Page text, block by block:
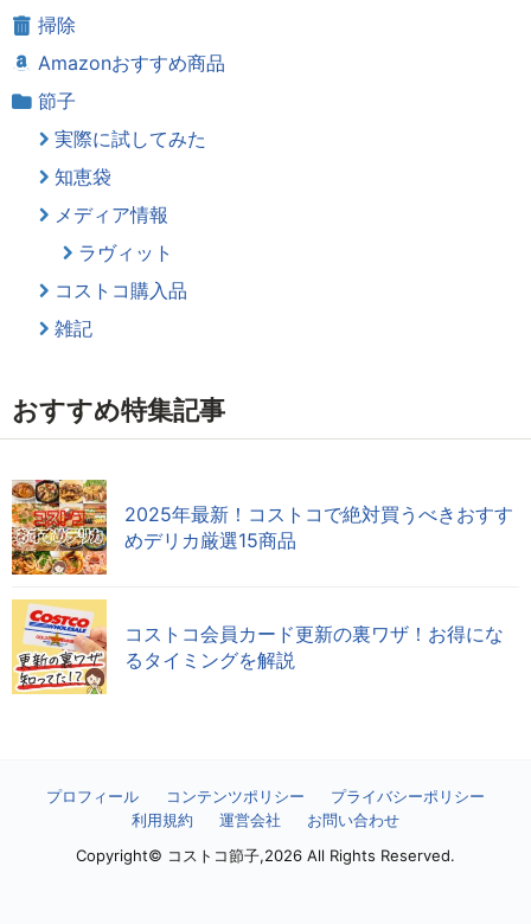
掃除
Amazonおすすめ商品
節子
実際に試してみた
知恵袋
メディア情報
ラヴィット
コストコ購入品
雑記
おすすめ特集記事
2025年最新！コストコで絶対買うべきおすす
めデリカ厳選15商品
コストコ会員カード更新の裏ワザ！お得にな
るタイミングを解説
プロフィール コンテンツポリシー
プライバシーポリシー
利用規約
運営会社
お問い合わせ
Copyright© コストコ節子,2026 All Rights Reserved.